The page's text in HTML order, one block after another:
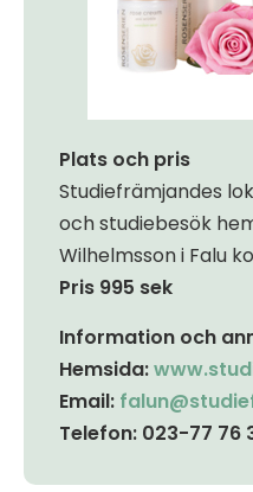
Plats och pris
Studiefrämjandes
och studiebesök
Wilhelmsson i Falu
Pris 995 sek
Information och
Hemsida:
Email:
Telefon: 023-77 76